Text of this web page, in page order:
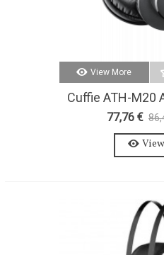
View More
Cuffie ATH-M20
77,76 €